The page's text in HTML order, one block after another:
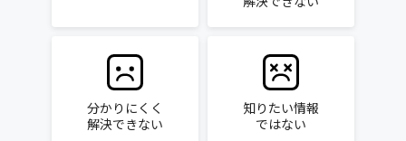
分かりにくく
解決できない
知りたい情報
ではない